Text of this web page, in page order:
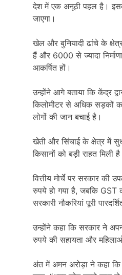
देश में एक अनूठी पहल है।
जाएगा।
खेल और बुनियादी ढांचे के
हैं और 6000 से ज्यादा
आकर्षित हों।
उन्होंने आगे बताया कि केंद्र
किलोमीटर से अधिक सड़कों
लोगों की जान बचाई है।
खेती और सिंचाई के क्षेत्र में
किसानों को बड़ी राहत मिली
वित्तीय मोर्चे पर सरकार
रुपये हो गया है, जबकि
सरकारी नौकरियां पूरी
उन्होंने कहा कि सरकार ने
रुपये की सहायता और
अंत में अमन अरोड़ा ने कहा